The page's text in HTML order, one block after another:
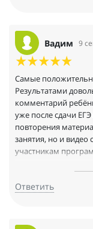
программе ещё и
на ДВИ мои ответы
биологии сдала
После чего взяла
все темы ‚ так что
были похожи на
вопрос, который
Владимировну
Вадим 9
Самые
Результатами
комментарий
уже после сдачи
повторения
занятия, но и видео
участникам
примерами. Акцент
первую очередь
продуманным и
Ответить